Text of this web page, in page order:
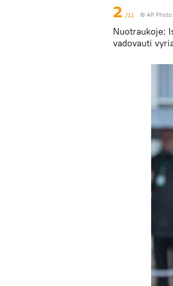
2 /11 © AP
Nuotraukoje:
vadovauti